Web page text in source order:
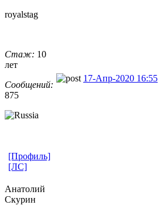
royalstag
Стаж: 10
лет
Сообщений:
875
17-Апр-2020 16:55
[Профиль]
[ЛС]
Анатолий
Скурин